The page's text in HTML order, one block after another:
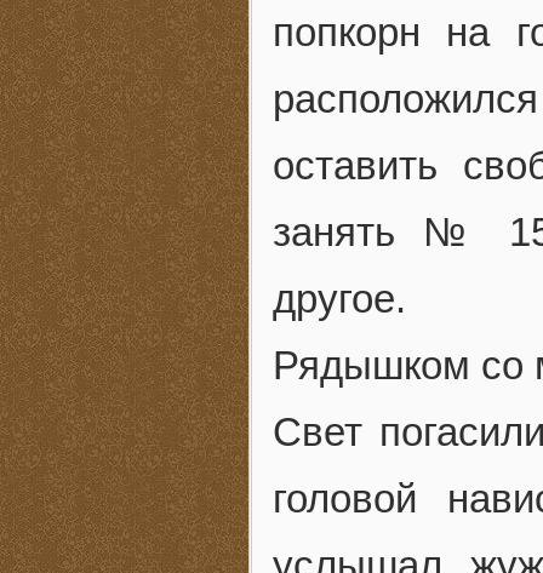
попкорн на
оставить
занять №
другое.
Рядышком со
Свет
головой